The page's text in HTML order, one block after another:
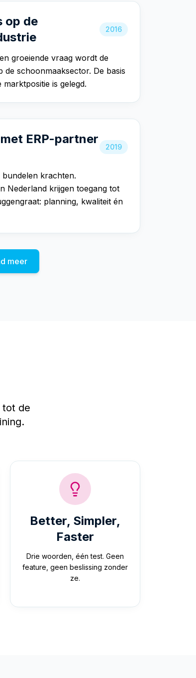
op de
2016
groeiende vraag wordt de
de schoonmaaksector. De basis
is gelegd.
ERP-partner
2019
krachten.
Nederland krijgen toegang tot
planning, kwaliteit én
meer
tot de
Better, Simpler,
Faster
Drie woorden, één test. Geen
feature, geen beslissing zonder
ze.